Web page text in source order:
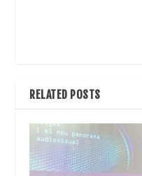
RELATED POSTS